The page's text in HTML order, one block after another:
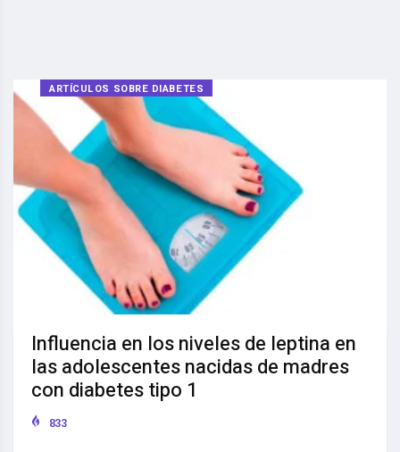
ARTÍCULOS SOBRE DIABETES
Influencia en los niveles de leptina en
las adolescentes nacidas de madres
con diabetes tipo 1
833